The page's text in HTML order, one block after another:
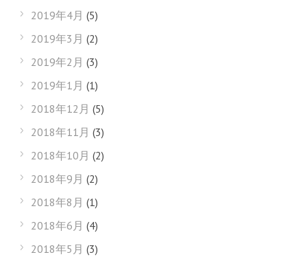
2019年4月 (5)
2019年3月 (2)
2019年2月 (3)
2019年1月 (1)
2018年12月 (5)
2018年11月 (3)
2018年10月 (2)
2018年9月 (2)
2018年8月 (1)
2018年6月 (4)
2018年5月 (3)